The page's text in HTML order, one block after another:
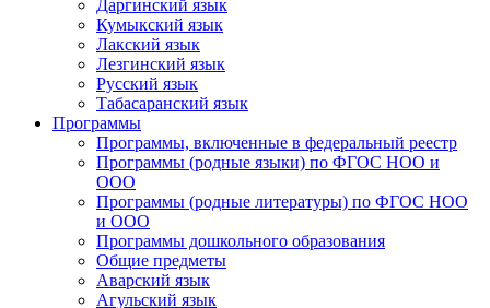
Даргинский язык
Кумыкский язык
Лакский язык
Лезгинский язык
Русский язык
Табасаранский язык
Программы
Программы, включенные в федеральный реестр
Программы (родные языки) по ФГОС НОО и
ООО
Программы (родные литературы) по ФГОС НОО
и ООО
Программы дошкольного образования
Общие предметы
Аварский язык
Агульский язык